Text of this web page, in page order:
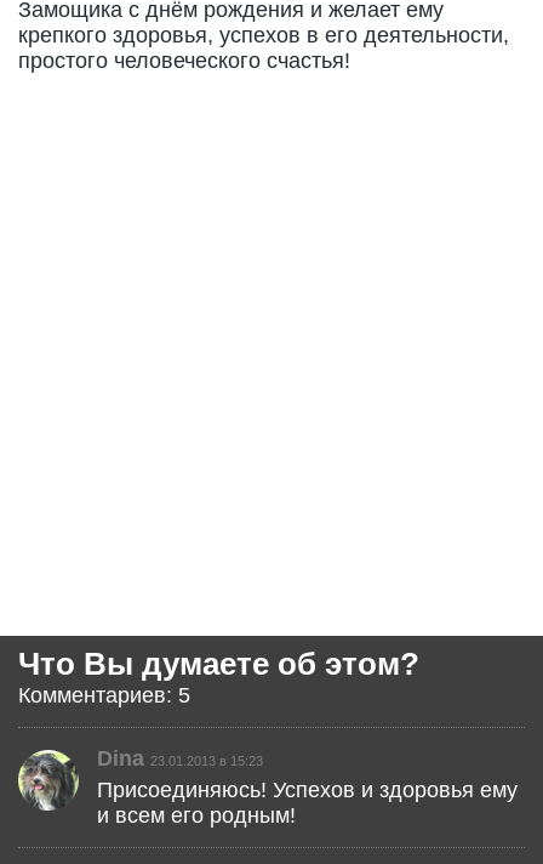
Замощика с днём рождения и желает ему
крепкого здоровья, успехов в его деятельности,
простого человеческого счастья!
Что Вы думаете об этом?
Комментариев: 5
Dina 23.01.2013 в 15:23
Присоединяюсь! Успехов и здоровья ему
и всем его родным!